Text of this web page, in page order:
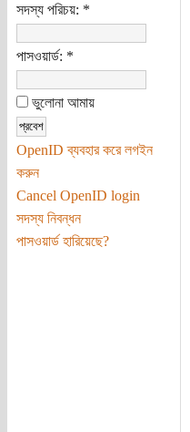
সদস্য পরিচয়: *
পাসওয়ার্ড: *
ভুলোনা আমায়
OpenID ব্যবহার করে লগইন
করুন
Cancel OpenID login
সদস্য নিবন্ধন
পাসওয়ার্ড হারিয়েছে?